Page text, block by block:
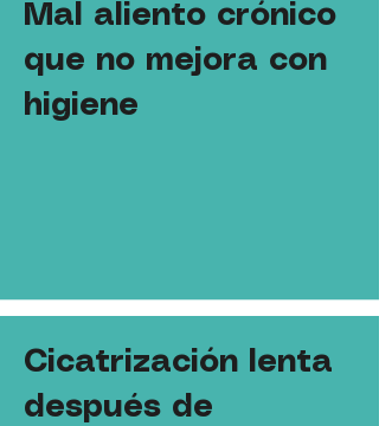
Mal aliento crónico
que no mejora con
higiene
Cicatrización lenta
después de